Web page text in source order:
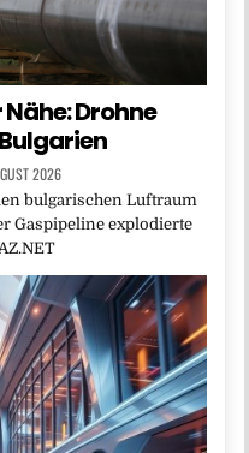
Drohne
2026
bulgarischen Luftraum
Gaspipeline explodierte